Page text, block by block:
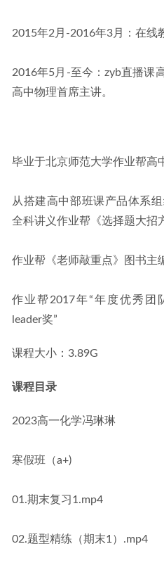
2015年2月-2016年3月：在线
2016年5月-至今：zyb直播课
高中物理首席主讲。
毕业于北京师范大学作业帮高
从搭建高中部班课产品体系
全科讲义作业帮《选择题大招
作业帮《老师敲重点》图书主
作业帮2017年“年度优秀团
leader奖”
课程大小：3.89G
课程目录
2023高一化学冯琳琳
寒假班（a+)
01.期末复习1.mp4
02.题型精练（期末1）.mp4